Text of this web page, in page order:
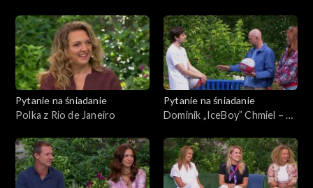
Pytanie na śniadanie
Polka z Rio de Janeiro
Pytanie na śniadanie
Dominik „IceBoy” Chmiel – z